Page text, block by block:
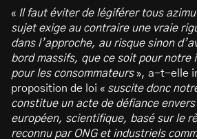
« Il faut éviter de légiférer tous
sujet exige au contraire une vraie
dans l’approche, au risque sinon
bord massifs, que ce soit pour notre
pour les consommateurs», a-t-elle
proposition de loi « suscite donc
constitue un acte de défiance
européen, scientifique, basé sur le
reconnu par ONG et industriels